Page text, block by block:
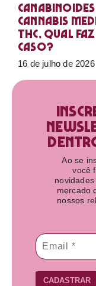
cannabis
THC, qual
caso?
16 de julho de 2026
Ao se
você
mercado
nossos
CADASTRAR